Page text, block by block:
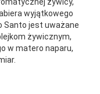
żywicy,
wyjątkowego
Santo jest uważane
żywicznym,
w matero naparu,